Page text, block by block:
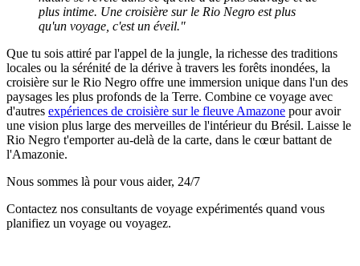
plus intime. Une croisière sur le Rio Negro est plus
qu'un voyage, c'est un éveil."
Que tu sois attiré par l'appel de la jungle, la richesse des traditions
locales ou la sérénité de la dérive à travers les forêts inondées, la
croisière sur le Rio Negro offre une immersion unique dans l'un des
paysages les plus profonds de la Terre. Combine ce voyage avec
d'autres expériences de croisière sur le fleuve Amazone pour avoir
une vision plus large des merveilles de l'intérieur du Brésil. Laisse le
Rio Negro t'emporter au-delà de la carte, dans le cœur battant de
l'Amazonie.
Nous sommes là pour vous aider, 24/7
Contactez nos consultants de voyage expérimentés quand vous
planifiez un voyage ou voyagez.